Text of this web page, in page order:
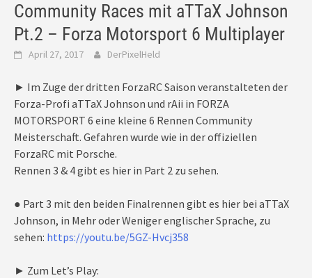
Community Races mit aTTaX Johnson
Pt.2 – Forza Motorsport 6 Multiplayer
April 27, 2017 DerPixelHeld
► Im Zuge der dritten ForzaRC Saison veranstalteten der
Forza-Profi aTTaX Johnson und rAii in FORZA
MOTORSPORT 6 eine kleine 6 Rennen Community
Meisterschaft. Gefahren wurde wie in der offiziellen
ForzaRC mit Porsche.
Rennen 3 & 4 gibt es hier in Part 2 zu sehen.
● Part 3 mit den beiden Finalrennen gibt es hier bei aTTaX
Johnson, in Mehr oder Weniger englischer Sprache, zu
sehen: https://youtu.be/5GZ-Hvcj358
► Zum Let’s Play: